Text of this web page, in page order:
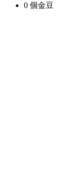
0 個金豆